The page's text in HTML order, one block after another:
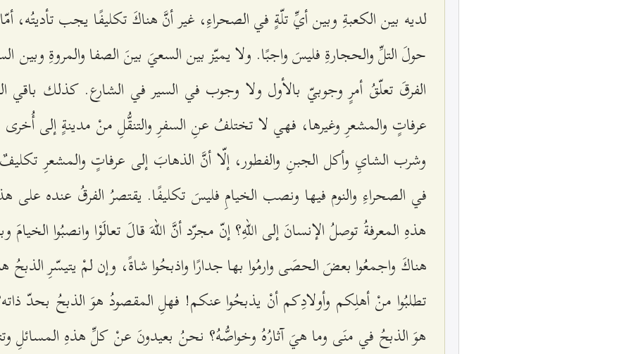
لديه بين الكعبةِ وبين أيِّ تلّةٍ في الصحراءِ، غير أنَّ هناكَ تكليفًا يجب تأديتُه،
حولَ التلِّ والحجارةِ فليسَ واجبًا. ولا يميّز بين السعيَ بينَ الصفا والمروةِ وبين
الفرقَ تعلّقُ أمرٍ وجوبيّ بالأول ولا وجوب في السير في الشارع. كذلك باقي
عرفاتٍ والمشعرِ وغيرها، فهي لا تختلفُ عنِ السفرِ والتنقُّلِ منْ مدينةٍ إلى
وشرب الشايِ وأكل الجبنِ والفطور، إلّا أنَّ الذهابَ إلى عرفاتٍ والمشعرِ
في الصحراءِ والنوم فيها ونصب الخيامِ فليسَ تكليفًا. يقتصرُ الفرقُ عنده على
هذهِ المعرفةُ توصلُ الإنسانَ إلى اللهِ؟ إنّ مجرّد أنَّ اللهَ قالَ تعالَوْا وانصبُوا الخيامَ
هناكَ واجمعُوا بعضَ الحصَى وارمُوا بها جدارًا واذبحُوا شاةً، وإن لمْ يتيسّرِ
تطلبُوا منْ أهلِكم وأولادِكم أنْ يذبحُوا عنكم! فهلِ المقصودُ هوَ الذبحُ بحدّ
هوَ الذبحُ في منَى وما هيَ آثارُهُ وخواصُّهُ؟ نحنُ بعيدونَ عنْ كلِّ هذهِ المسائلِ